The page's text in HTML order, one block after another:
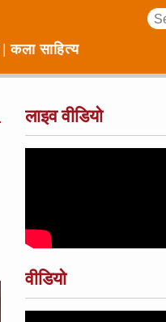
कला साहित्य
लाइव वीडियो
वीडियो